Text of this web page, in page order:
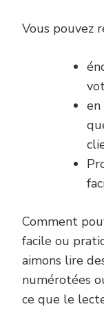
Vous pouvez
Comment
facile ou
aimons lire
numérotées
ce que le